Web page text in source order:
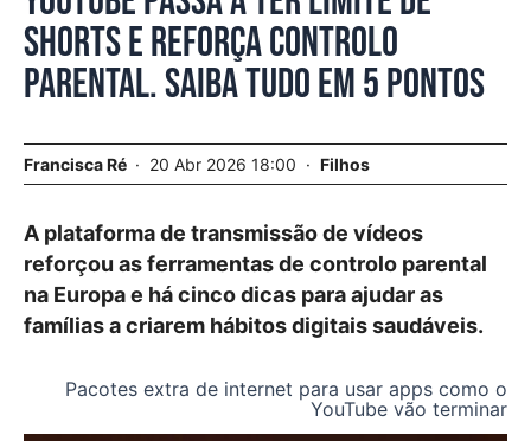
shorts e reforça controlo
parental. Saiba tudo em 5 pontos
Francisca Ré 20 Abr 2026 18:00 Filhos
A plataforma de transmissão de vídeos
reforçou as ferramentas de controlo parental
na Europa e há cinco dicas para ajudar as
famílias a criarem hábitos digitais saudáveis.
Pacotes extra de internet para usar apps como o
YouTube vão terminar